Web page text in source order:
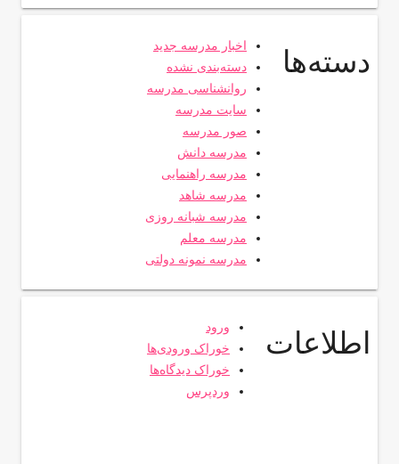
دسته‌ها
اخبار مدرسه جدید
دسته‌بندی نشده
روانشناسی مدرسه
سایت مدرسه
صور مدرسه
مدرسه دانش
مدرسه راهنمایی
مدرسه شاهد
مدرسه شبانه روزی
مدرسه معلم
مدرسه نمونه دولتی
اطلاعات
ورود
خوراک ورودی‌ها
خوراک دیدگاه‌ها
وردپرس